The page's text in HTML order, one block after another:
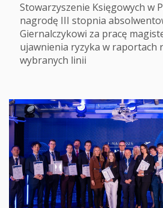
Stowarzyszenie Księgowych w
nagrodę III stopnia
Giernalczykowi za pracę
ujawnienia ryzyka w raportach
wybranych linii